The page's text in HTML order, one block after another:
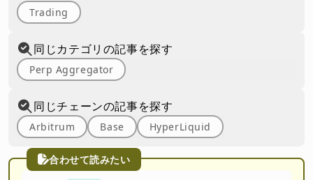
合わせて読みたい
Trading
同じカテゴリの記事を探す
Perp Aggregator
同じチェーンの記事を探す
Arbitrum Base HyperLiquid